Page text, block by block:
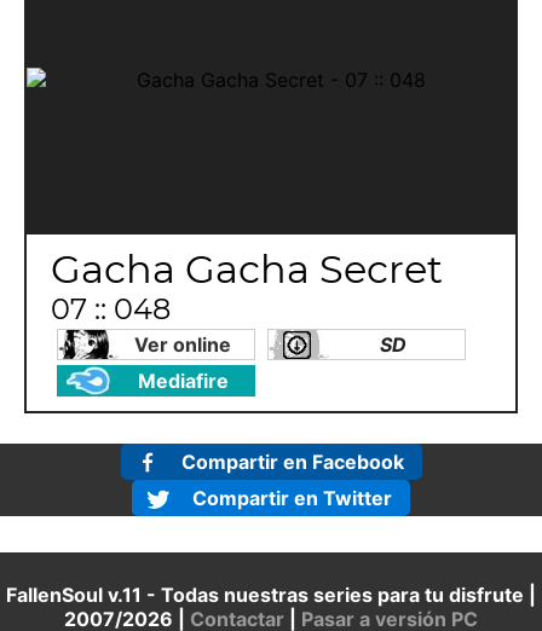
Gacha Gacha Secret
07 :: 048
Ver online
SD
Mediafire
Compartir en Facebook
Compartir en Twitter
FallenSoul v.11 - Todas nuestras series para tu disfrute |
2007/2026 | Contactar Pasar a versión PC